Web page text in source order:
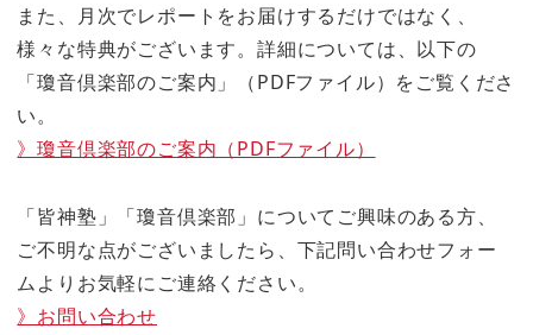
また、月次でレポートをお届けするだけではなく、
様々な特典がございます。詳細については、以下の
「瓊音倶楽部のご案内」（PDFファイル）をご覧くださ
い。
》瓊音倶楽部のご案内（PDFファイル）
「皆神塾」「瓊音倶楽部」についてご興味のある方、
ご不明な点がございましたら、下記問い合わせフォー
ムよりお気軽にご連絡ください。
》お問い合わせ